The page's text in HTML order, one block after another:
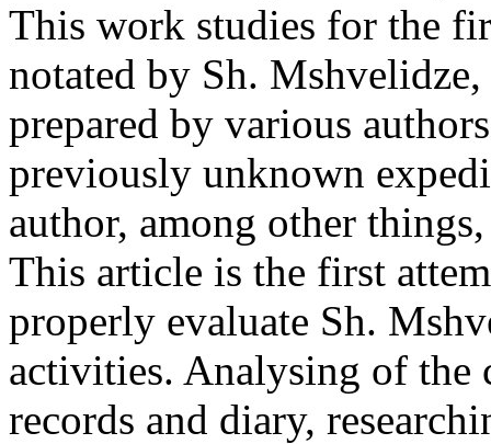
This work studies for the
notated by Sh.
prepared by various
previously unknown
author, among other
This article is the first
properly evaluate Sh.
activities. Analysing of the
records and diary,